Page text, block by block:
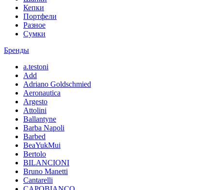
Кепки
Портфели
Разное
Сумки
Бренды
a.testoni
Add
Adriano Goldschmied
Aeronautica
Argesto
Attolini
Ballantyne
Barba Napoli
Barbed
BeaYukMui
Bertolo
BILANCIONI
Bruno Manetti
Cantarelli